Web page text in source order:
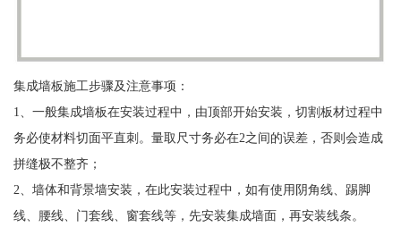
集成墙板施工步骤及注意事项：
1、一般集成墙板在安装过程中，由顶部开始安装，切割板材过程中
务必使材料切面平直刺。量取尺寸务必在2之间的误差，否则会造成
拼缝极不整齐；
2、墙体和背景墙安装，在此安装过程中，如有使用阴角线、踢脚
线、腰线、门套线、窗套线等，先安装集成墙面，再安装线条。